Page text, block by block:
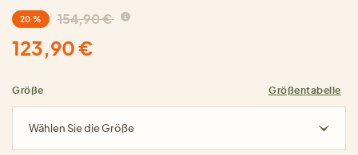
20 % 154,90 €
123,90 €
Größe Größentabelle
Wählen Sie die Größe